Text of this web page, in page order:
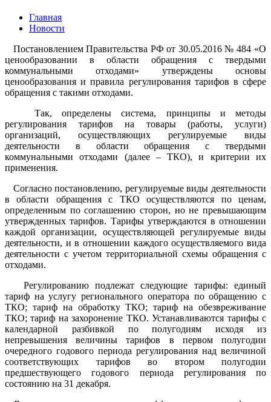
Главная
Новости
Постановлением Правительства РФ от 30.05.2016 № 484 «О
ценообразовании в области обращения с твердыми
коммунальными отходами» утверждены основы
ценообразования и правила регулирования тарифов в сфере
обращения с такими отходами.
Так, определены система, принципы и методы
регулирования тарифов на товары (работы, услуги)
организаций, осуществляющих регулируемые виды
деятельности в области обращения с твердыми
коммунальными отходами (далее – ТКО), и критерии их
применения.
Согласно постановлению, регулируемые виды деятельности
в области обращения с ТКО осуществляются по ценам,
определенным по соглашению сторон, но не превышающим
утвержденных тарифов. Тарифы утверждаются в отношении
каждой организации, осуществляющей регулируемые виды
деятельности, и в отношении каждого осуществляемого вида
деятельности с учетом территориальной схемы обращения с
отходами.
Регулированию подлежат следующие тарифы: единый
тариф на услугу регионального оператора по обращению с
ТКО; тариф на обработку ТКО; тариф на обезвреживание
ТКО; тариф на захоронение ТКО. Устанавливаются тарифы с
календарной разбивкой по полугодиям исходя из
непревышения величины тарифов в первом полугодии
очередного годового периода регулирования над величиной
соответствующих тарифов во втором полугодии
предшествующего годового периода регулирования по
состоянию на 31 декабря.